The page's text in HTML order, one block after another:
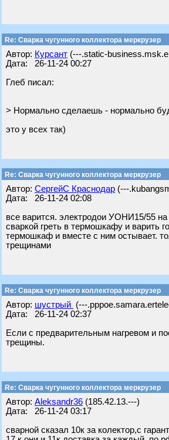
Re: Сварка чугунного коллектора меркрузер
Автор: Курсант (---.static-
Дата: 26-11-24 00:27
Глеб писал:
> Нормально сделаешь - нормально
это у всех так)
Re: Сварка чугунного коллектора меркрузер
Автор: СергейС Краснодар (---
Дата: 26-11-24 02:08
все варится. электродои УОНИ15/55 на
сваркой греть в термошкафу и варить
термошкаф и вместе с ним остывает.
трещинами
Re: Сварка чугунного коллектора меркрузер
Автор: шустрый (---
Дата: 26-11-24 02:37
Если с предварительным нагревом и
трещины.
Re: Сварка чугунного коллектора меркрузер
Автор: Aleksandr36 (185.42.13.---)
Дата: 26-11-24 03:17
сварной сказал 10к за колектор,с